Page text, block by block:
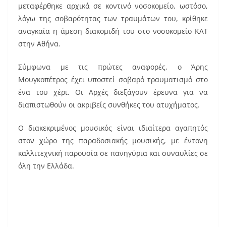
μεταφέρθηκε αρχικά σε κοντινό νοσοκομείο, ωστόσο,
λόγω της σοβαρότητας των τραυμάτων του, κρίθηκε
αναγκαία η άμεση διακομιδή του στο νοσοκομείο ΚΑΤ
στην Αθήνα.
Σύμφωνα με τις πρώτες αναφορές, ο Άρης
Μουγκοπέτρος έχει υποστεί σοβαρό τραυματισμό στο
ένα του χέρι. Οι Αρχές διεξάγουν έρευνα για να
διαπιστωθούν οι ακριβείς συνθήκες του ατυχήματος.
Ο διακεκριμένος μουσικός είναι ιδιαίτερα αγαπητός
στον χώρο της παραδοσιακής μουσικής, με έντονη
καλλιτεχνική παρουσία σε πανηγύρια και συναυλίες σε
όλη την Ελλάδα.